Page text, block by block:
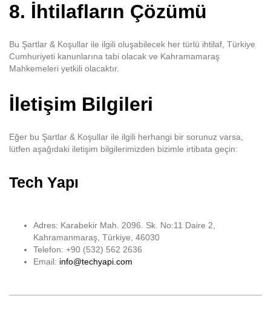
8. İhtilafların Çözümü
Bu Şartlar & Koşullar ile ilgili oluşabilecek her türlü ihtilaf, Türkiye
Cumhuriyeti kanunlarına tabi olacak ve Kahramamaraş
Mahkemeleri yetkili olacaktır.
İletişim Bilgileri
Eğer bu Şartlar & Koşullar ile ilgili herhangi bir sorunuz varsa,
lütfen aşağıdaki iletişim bilgilerimizden bizimle irtibata geçin:
Tech Yapı
Adres: Karabekir Mah. 2096. Sk. No:11 Daire 2,
Kahramanmaraş, Türkiye, 46030
Telefon: +90 (532) 562 2636
Email: info@techyapi.com